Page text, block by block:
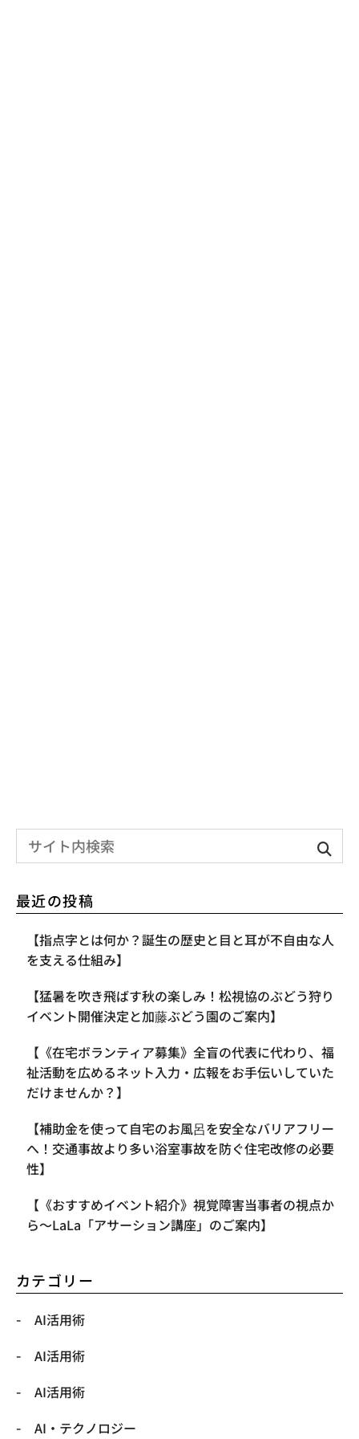
最近の投稿
【指点字とは何か？誕生の歴史と目と耳が不自由な人
を支える仕組み】
【​猛暑を吹き飛ばす秋の楽しみ！松視協のぶどう狩り
イベント開催決定と加藤ぶどう園のご案内】
【《在宅ボランティア募集》全盲の代表に代わり、福
祉活動を広めるネット入力・広報をお手伝いしていた
だけませんか？】
【補助金を使って自宅のお風呂を安全なバリアフリー
へ！交通事故より多い浴室事故を防ぐ住宅改修の必要
性】
【《おすすめイベント紹介》視覚障害当事者の視点か
ら〜LaLa「アサーション講座」のご案内】
カテゴリー
AI活用術
AI活用術
AI活用術
​AI・テクノロジー